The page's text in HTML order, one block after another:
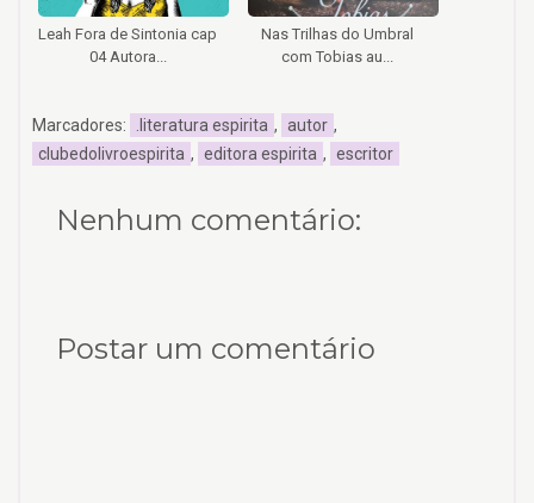
Leah Fora de Sintonia cap
04 Autora...
Nas Trilhas do Umbral
com Tobias au...
Marcadores: .literatura espirita , autor ,
clubedolivroespirita , editora espirita , escritor
Nenhum comentário:
Postar um comentário